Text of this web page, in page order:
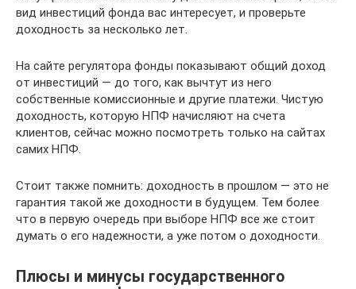
вид инвестиций фонда вас интересует, и проверьте
доходность за несколько лет.
На сайте регулятора фонды показывают общий доход
от инвестиций — до того, как вычтут из него
собственные комиссионные и другие платежи. Чистую
доходность, которую НПФ начисляют на счета
клиентов, сейчас можно посмотреть только на сайтах
самих НПФ.
Стоит также помнить: доходность в прошлом — это не
гарантия такой же доходности в будущем. Тем более
что в первую очередь при выборе НПФ все же стоит
думать о его надежности, а уже потом о доходности.
Плюсы и минусы государственного